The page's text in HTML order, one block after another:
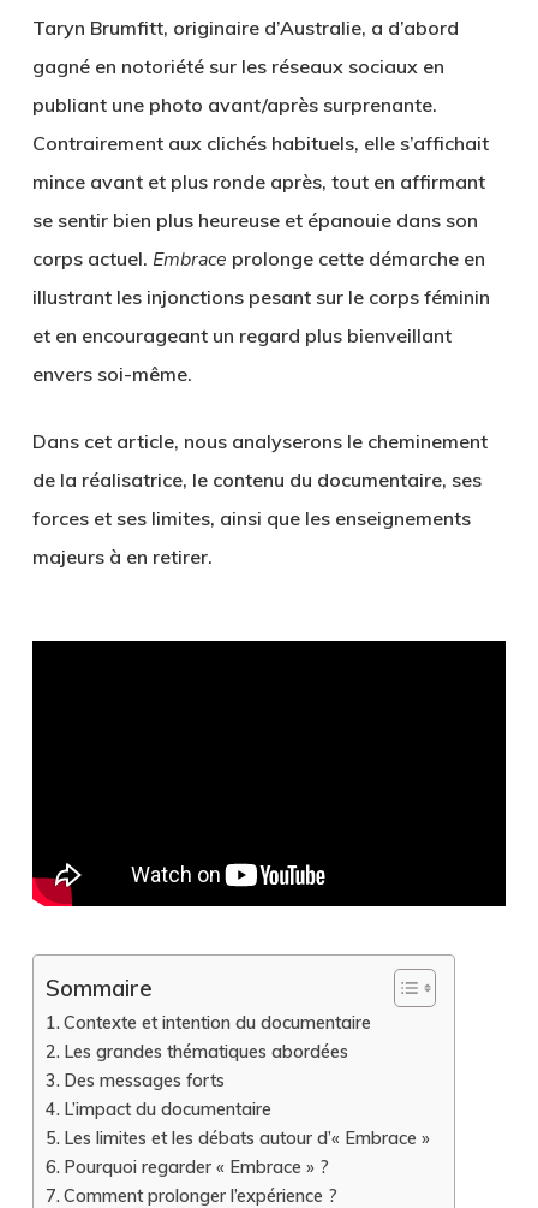
Taryn Brumfitt, originaire d’Australie, a d’abord
gagné en notoriété sur les réseaux sociaux en
publiant une photo avant/après surprenante.
Contrairement aux clichés habituels, elle s’affichait
mince avant et plus ronde après, tout en affirmant
se sentir bien plus heureuse et épanouie dans son
corps actuel. Embrace prolonge cette démarche en
illustrant les injonctions pesant sur le corps féminin
et en encourageant un regard plus bienveillant
envers soi-même.
Dans cet article, nous analyserons le cheminement
de la réalisatrice, le contenu du documentaire, ses
forces et ses limites, ainsi que les enseignements
majeurs à en retirer.
Sommaire
Contexte et intention du documentaire
Les grandes thématiques abordées
Des messages forts
L’impact du documentaire
Les limites et les débats autour d’« Embrace »
Pourquoi regarder « Embrace » ?
Comment prolonger l’expérience ?